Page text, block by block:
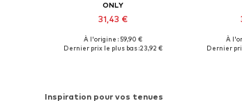
ONLY
31,43 €
Tailles disponibles: XS, S, M, L, XL
À l'origine : 59,90 €
Dernier prix le plus bas :23,92 €
Tailles
À
Dernier
Inspiration pour vos tenues